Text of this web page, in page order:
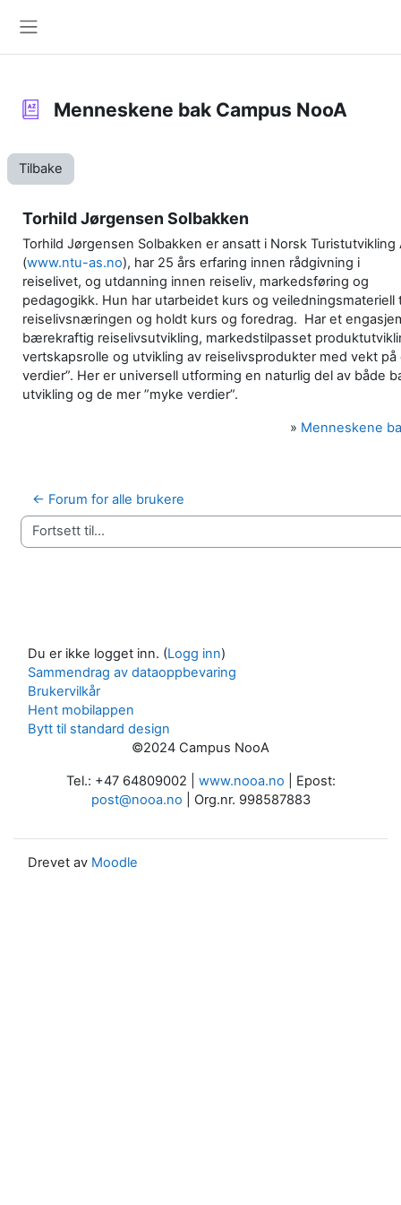
Menneskene bak Campus NooA
Tilbake
Torhild Jørgensen Solbakken
Torhild Jørgensen Solbakken er ansatt i Norsk Turistutvikling
(www.ntu-as.no), har 25 års erfaring innen rådgivning i
reiselivet, og utdanning innen reiseliv, markedsføring og
pedagogikk. Hun har utarbeidet kurs og veiledningsmateriell
reiselivsnæringen og holdt kurs og foredrag. Har et
bærekraftig reiselivsutvikling, markedstilpasset
vertskapsrolle og utvikling av reiselivsprodukter med vekt på
verdier”. Her er universell utforming en naturlig del av både
utvikling og de mer ”myke verdier”.
» Menneskene
← Forum for alle brukere
Fortsett til...
Du er ikke logget inn. (Logg inn)
Sammendrag av dataoppbevaring
Brukervilkår
Hent mobilappen
Bytt til standard design
©2024 Campus NooA
Tel.: +47 64809002 | www.nooa.no | Epost:
post@nooa.no | Org.nr. 998587883
Drevet av Moodle